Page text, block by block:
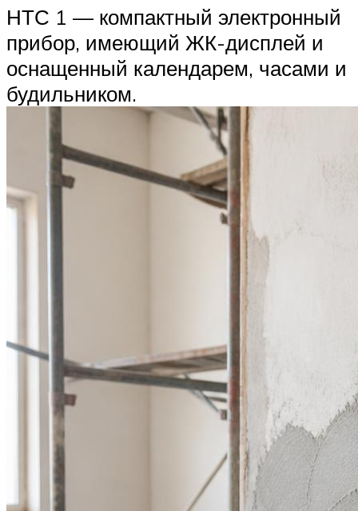
НТС 1 — компактный электронный
прибор, имеющий ЖК-дисплей и
оснащенный календарем, часами и
будильником.